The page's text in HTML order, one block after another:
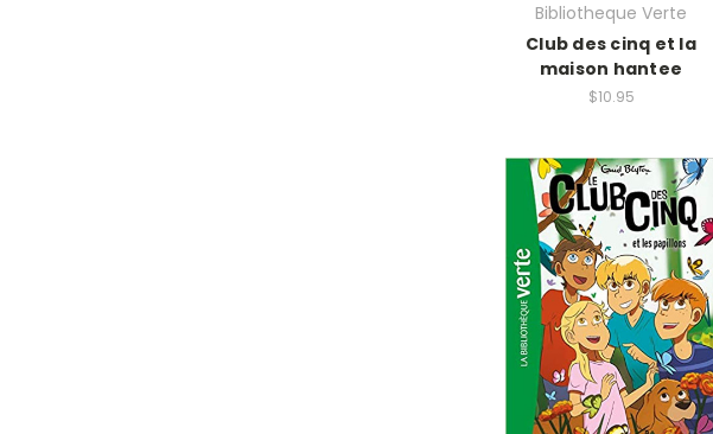
Bibliotheque Verte
Club des cinq et la
maison hantee
$10.95